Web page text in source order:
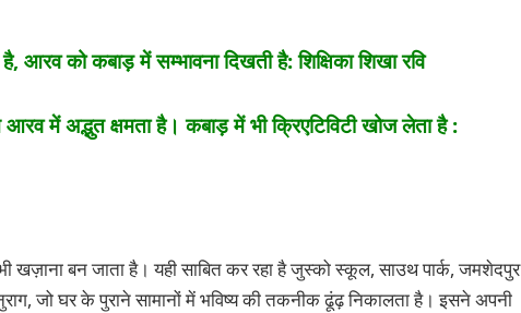
आरव को कबाड़ में सम्भावना दिखती है: शिक्षिका शिखा रवि
में अद्भुत क्षमता है। कबाड़ में भी क्रिएटिविटी खोज लेता है :
खज़ाना बन जाता है। यही साबित कर रहा है जुस्को स्कूल, साउथ पार्क, जमशेदपुर
जो घर के पुराने सामानों में भविष्य की तकनीक ढूंढ़ निकालता है। इसने अपनी